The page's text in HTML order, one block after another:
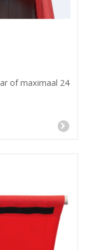
of maximaal 24